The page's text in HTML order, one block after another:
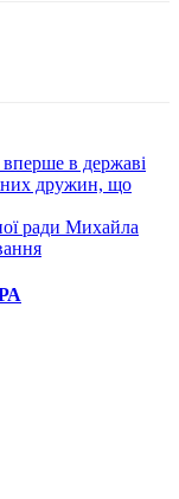
в державі
дружин, що
ради Михайла